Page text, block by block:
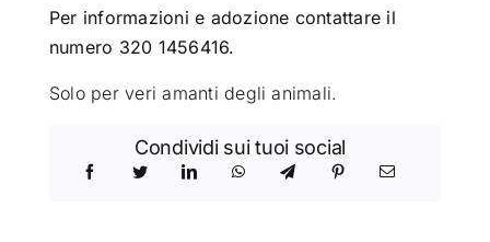
Per informazioni e adozione contattare il
numero 320 1456416.
Solo per veri amanti degli animali.
Condividi sui tuoi social